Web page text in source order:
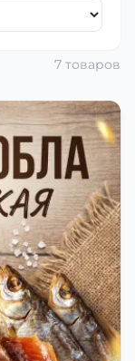
7 товаров